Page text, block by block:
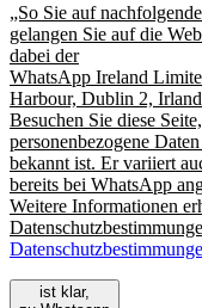
„So Sie auf
gelangen Sie auf die
dabei der
WhatsApp Ireland
Harbour, Dublin 2,
Besuchen Sie diese
personenbezogene
bekannt ist. Er variiert
bereits bei WhatsApp
Weitere Informationen
ist klar,